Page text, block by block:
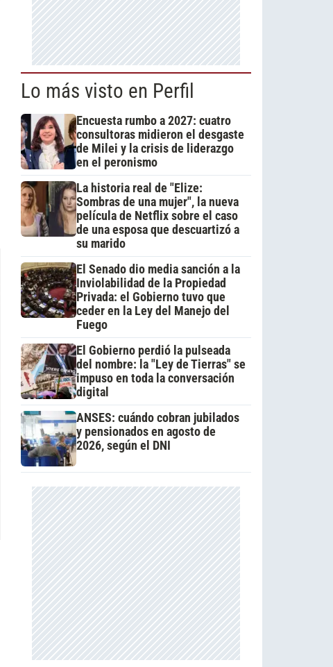
Lo más visto en Perfil
Encuesta rumbo a 2027: cuatro
consultoras midieron el desgaste
de Milei y la crisis de liderazgo
en el peronismo
La historia real de "Elize:
Sombras de una mujer", la nueva
película de Netflix sobre el caso
de una esposa que descuartizó a
su marido
El Senado dio media sanción a la
Inviolabilidad de la Propiedad
Privada: el Gobierno tuvo que
ceder en la Ley del Manejo del
Fuego
El Gobierno perdió la pulseada
del nombre: la "Ley de Tierras" se
impuso en toda la conversación
digital
ANSES: cuándo cobran jubilados
y pensionados en agosto de
2026, según el DNI